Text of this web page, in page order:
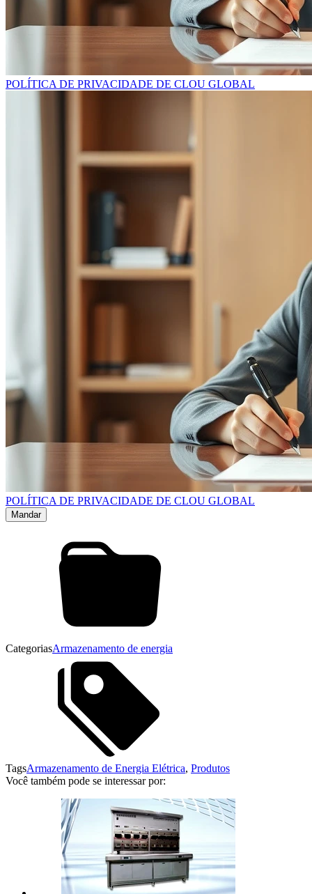
POLÍTICA DE PRIVACIDADE DE CLOU GLOBAL
POLÍTICA DE PRIVACIDADE DE CLOU GLOBAL
CategoriasArmazenamento de energia
TagsArmazenamento de Energia Elétrica, Produtos
Você também pode se interessar por: